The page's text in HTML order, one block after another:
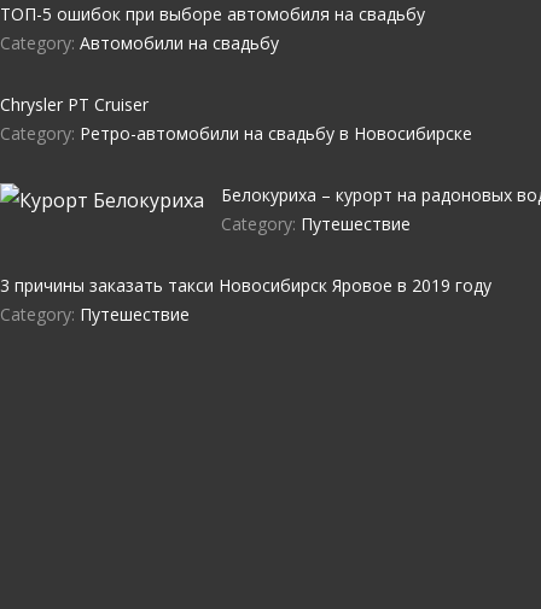
ТОП-5 ошибок при выборе автомобиля на свадьбу
Category: Автомобили на свадьбу
Chrysler PT Cruiser
Category: Ретро-автомобили на свадьбу в Новосибирске
Белокуриха – курорт на радоновых
Category: Путешествие
3 причины заказать такси Новосибирск Яровое в 2019 году
Category: Путешествие